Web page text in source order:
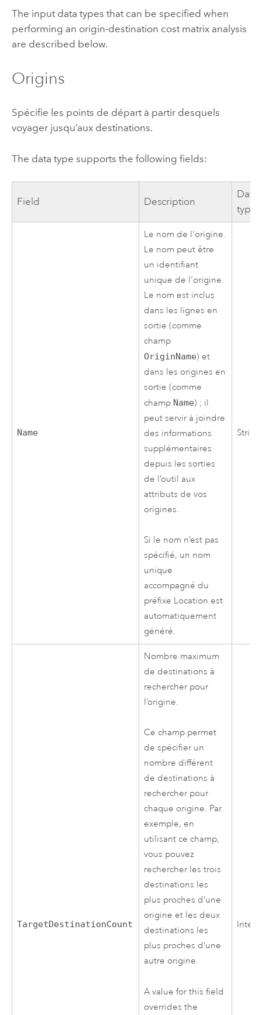
The input data types that can be specified when
performing an origin-destination cost matrix analysis
are described below.
Origins
Spécifie les points de départ à partir desquels
voyager jusqu’aux destinations.
The data type supports the following fields:
Field Description
Data
type
Name
Le nom de l'origine.
Le nom peut être
un identifiant
unique de l'origine.
Le nom est inclus
dans les lignes en
sortie (comme
champ
OriginName) et
dans les origines en
sortie (comme
champ Name) ; il
peut servir à joindre
des informations
supplémentaires
depuis les sorties
de l’outil aux
attributs de vos
origines.
Si le nom n’est pas
spécifié, un nom
unique
accompagné du
préfixe Location est
automatiquement
généré.
String
TargetDestinationCount
Nombre maximum
de destinations à
rechercher pour
l’origine.
Ce champ permet
de spécifier un
nombre différent
de destinations à
rechercher pour
chaque origine. Par
exemple, en
utilisant ce champ,
vous pouvez
rechercher les trois
destinations les
plus proches d’une
origine et les deux
destinations les
plus proches d’une
autre origine.
A value for this field
overrides the